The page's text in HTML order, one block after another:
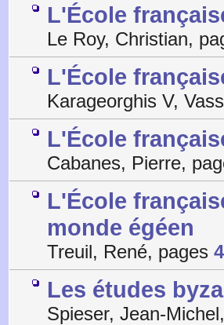
L'École
Le Roy, Christian,
L'École
Karageorghis V,
L'École
Cabanes, Pierre,
L'École
monde égéen
Treuil, René, pages
Les études
Spieser, Jean-